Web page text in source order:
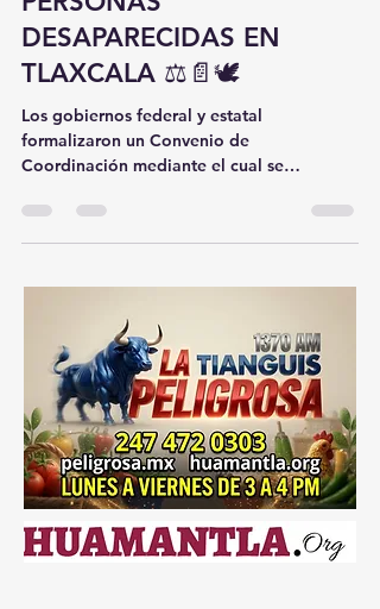
BÚSQUEDA DE
PERSONAS
DESAPARECIDAS EN
TLAXCALA ⚖️📄🕊️
Los gobiernos federal y estatal
Coordinación mediante el cual se
destinarán más de 11 millones de pesos
localización e identificación de personas
desaparecidas en Tlaxcala durante el
ejercicio fiscal 2026. 📑💰🔎 El acuerdo fue
publicado oficialmente y contempla un
esquema de coparticipación entre la
federación y el estado, con el propósito
de reforzar las capacidades operativas e
institucionales de la Comi